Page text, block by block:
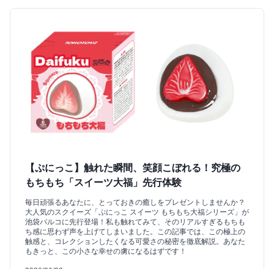
【ぷにっこ】触れた瞬間、笑顔こぼれる！究極の
もちもち「スイーツ大福」先行体験
毎日頑張るあなたに、とっておきの癒しをプレゼントしませんか？
大人気のスクイーズ「ぷにっこ スイーツ もちもち大福シリーズ」が
池袋パルコに先行登場！私も触れてみて、そのリアルすぎるもちも
ち感に思わず声を上げてしまいました。この記事では、この極上の
触感と、コレクションしたくなる可愛さの秘密を徹底解説。あなた
もきっと、この小さな幸せの虜になるはずです！